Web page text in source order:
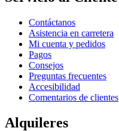
Contáctanos
Asistencia en carretera
Mi cuenta y pedidos
Pagos
Consejos
Preguntas frecuentes
Accesibilidad
Comentarios de clientes
Alquileres